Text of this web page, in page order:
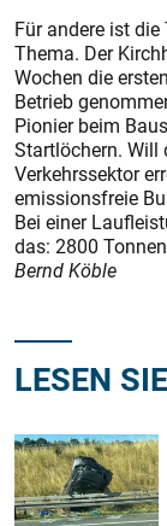
Für andere ist
Thema. Der
Wochen die
Betrieb
Pionier beim
Startlöchern. Will
Verkehrssektor
emissionsfreie
Bei einer
das: 2800
Bernd Köble
LESEN